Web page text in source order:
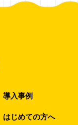
導入事例
はじめての方へ